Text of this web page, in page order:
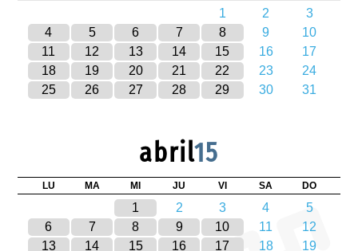
1 2
3
4
5 6 7 8 9
10
11
12 13 14 15 16
17
18
19 20 21 22 23
24
25
26 27 28 29 30 31
abril15
LU MA MI JU VI SA DO
1 2 3 4
5
6
7 8 9 10 11
12
13
14 15 16 17 18 19